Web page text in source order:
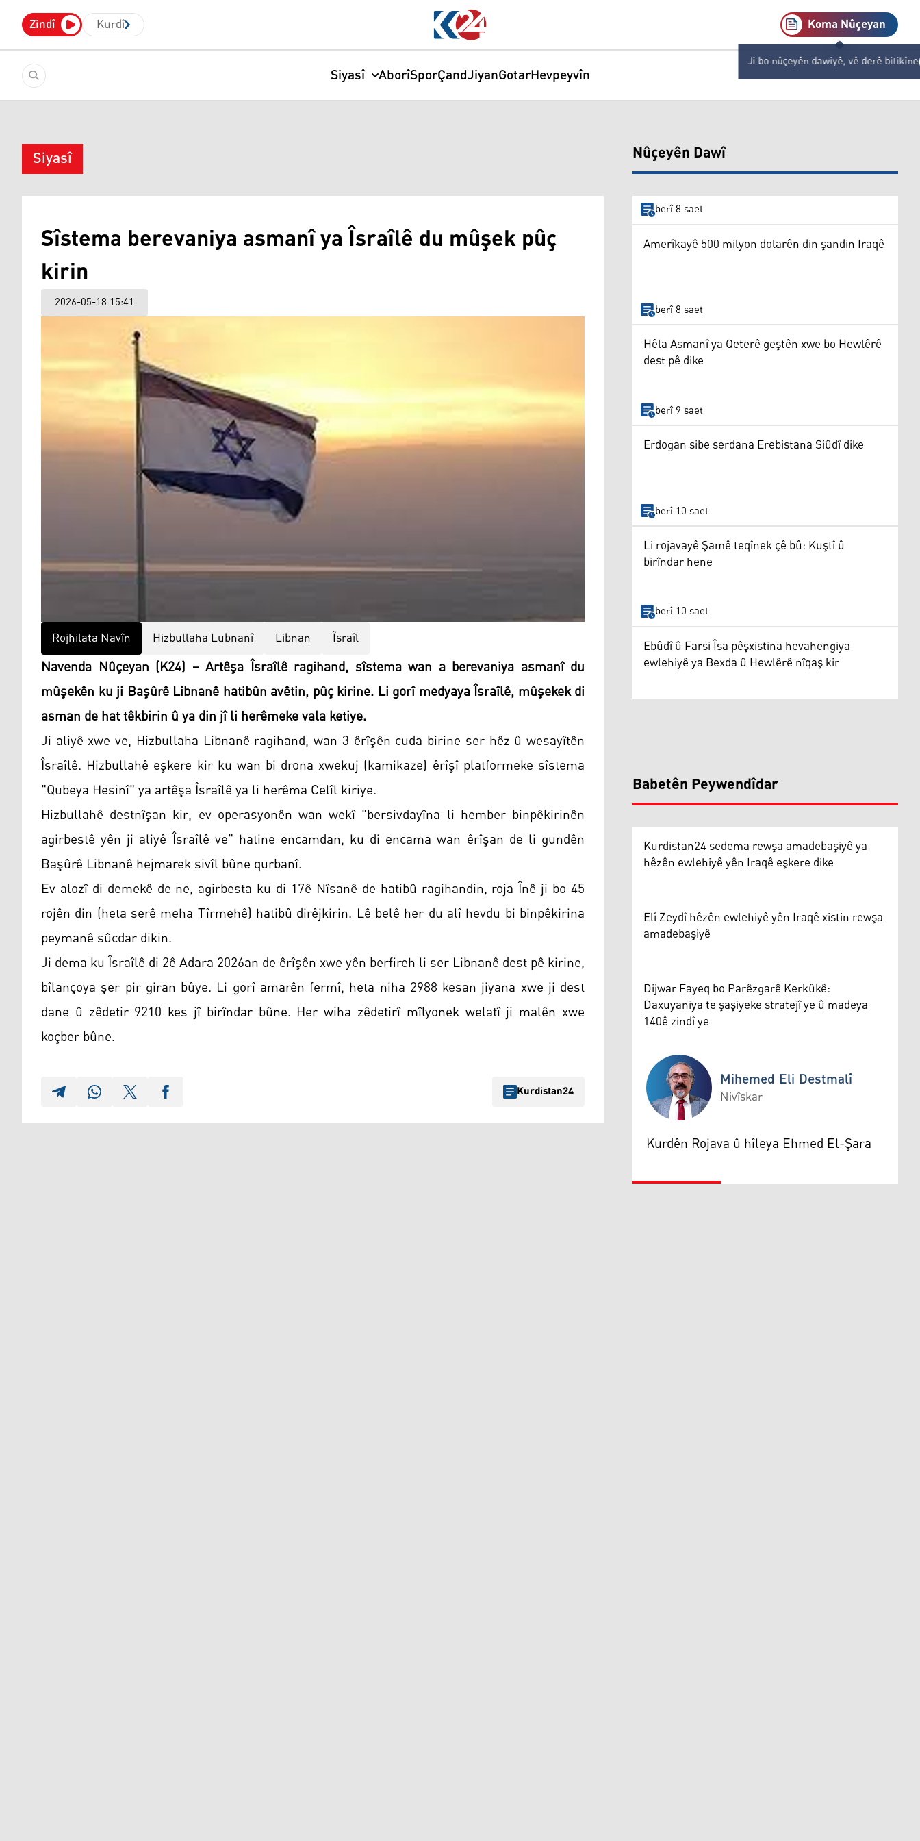
Zindî Kurdî Koma Nûçeyan
Ji bo nûçeyên dawiyê, vê derê bitikîne
Siyasî AborîSporÇandJiyanGotarHevpeyvîn
Siyasî
Sîstema berevaniya asmanî ya Îsraîlê du mûşek pûç
kirin
2026-05-18 15:41
Rojhilata Navîn Hizbullaha Lubnanî Libnan Îsraîl
Navenda Nûçeyan (K24) – Artêşa Îsraîlê ragihand, sîstema wan a berevaniya asmanî du
mûşekên ku ji Başûrê Libnanê hatibûn avêtin, pûç kirine. Li gorî medyaya Îsraîlê, mûşekek di
asman de hat têkbirin û ya din jî li herêmeke vala ketiye.
Ji aliyê xwe ve, Hizbullaha Libnanê ragihand, wan 3 êrîşên cuda birine ser hêz û wesayîtên
Îsraîlê. Hizbullahê eşkere kir ku wan bi drona xwekuj (kamikaze) êrîşî platformeke sîstema
"Qubeya Hesinî" ya artêşa Îsraîlê ya li herêma Celîl kiriye.
Hizbullahê destnîşan kir, ev operasyonên wan wekî "bersivdayîna li hember binpêkirinên
agirbestê yên ji aliyê Îsraîlê ve" hatine encamdan, ku di encama wan êrîşan de li gundên
Başûrê Libnanê hejmarek sivîl bûne qurbanî.
Ev alozî di demekê de ne, agirbesta ku di 17ê Nîsanê de hatibû ragihandin, roja Înê ji bo 45
rojên din (heta serê meha Tîrmehê) hatibû dirêjkirin. Lê belê her du alî hevdu bi binpêkirina
peymanê sûcdar dikin.
Ji dema ku Îsraîlê di 2ê Adara 2026an de êrîşên xwe yên berfireh li ser Libnanê dest pê kirine,
bîlançoya şer pir giran bûye. Li gorî amarên fermî, heta niha 2988 kesan jiyana xwe ji dest
dane û zêdetir 9210 kes jî birîndar bûne. Her wiha zêdetirî mîlyonek welatî ji malên xwe
koçber bûne.
Kurdistan24
Nûçeyên Dawî
berî 8 saet
Amerîkayê 500 milyon dolarên din şandin Iraqê
berî 8 saet
Hêla Asmanî ya Qeterê geştên xwe bo Hewlêrê
dest pê dike
berî 9 saet
Erdogan sibe serdana Erebistana Siûdî dike
berî 10 saet
Li rojavayê Şamê teqînek çê bû: Kuştî û
birîndar hene
berî 10 saet
Ebûdî û Farsi Îsa pêşxistina hevahengiya
ewlehiyê ya Bexda û Hewlêrê nîqaş kir
Babetên Peywendîdar
Kurdistan24 sedema rewşa amadebaşiyê ya
hêzên ewlehiyê yên Iraqê eşkere dike
Elî Zeydî hêzên ewlehiyê yên Iraqê xistin rewşa
amadebaşiyê
Dijwar Fayeq bo Parêzgarê Kerkûkê:
Daxuyaniya te şaşiyeke stratejî ye û madeya
140ê zindî ye
Mihemed Eli Destmalî
Mihemed Eli Destmalî
Nivîskar
Kurdên Rojava û hîleya Ehmed El-Şara